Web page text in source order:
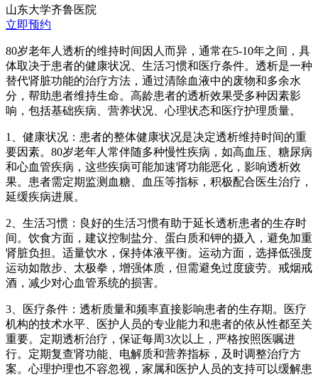
山东大学齐鲁医院
立即预约
80岁老年人透析的维持时间因人而异，通常在5-10年之间，具
体取决于患者的健康状况、生活习惯和医疗条件。透析是一种
替代肾脏功能的治疗方法，通过清除血液中的废物和多余水
分，帮助患者维持生命。高龄患者的透析效果受多种因素影
响，包括基础疾病、营养状况、心理状态和医疗护理质量。
1、健康状况：患者的整体健康状况是决定透析维持时间的重
要因素。80岁老年人常伴随多种慢性疾病，如高血压、糖尿病
和心血管疾病，这些疾病可能加速肾功能恶化，影响透析效
果。患者需定期监测血糖、血压等指标，积极配合医生治疗，
延缓疾病进展。
2、生活习惯：良好的生活习惯有助于延长透析患者的生存时
间。饮食方面，建议控制盐分、蛋白质和钾的摄入，避免加重
肾脏负担。适量饮水，保持体液平衡。运动方面，选择低强度
运动如散步、太极拳，增强体质，但需避免过度疲劳。戒烟戒
酒，减少对心血管系统的损害。
3、医疗条件：透析质量和频率直接影响患者的生存期。医疗
机构的技术水平、医护人员的专业能力和患者的依从性都至关
重要。定期透析治疗，保证每周3次以上，严格按照医嘱进
行。定期复查肾功能、电解质和营养指标，及时调整治疗方
案。心理护理也不容忽视，家属和医护人员的支持可以缓解患